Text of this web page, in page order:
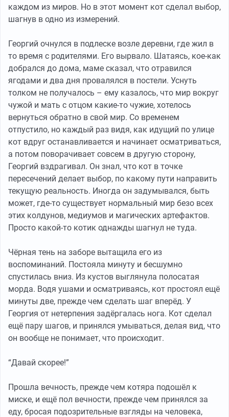
каждом из миров. Но в этот момент кот сделал выбор,
шагнув в одно из измерений.
Георгий очнулся в подлеске возле деревни, где жил в
то время с родителями. Его вырвало. Шатаясь, кое-как
добрался до дома, маме сказал, что отравился
ягодами и два дня провалялся в постели. Уснуть
толком не получалось – ему казалось, что мир вокруг
чужой и мать с отцом какие-то чужие, хотелось
вернуться обратно в свой мир. Со временем
отпустило, но каждый раз видя, как идущий по улице
кот вдруг останавливается и начинает осматриваться,
а потом поворачивает совсем в другую сторону,
Георгий вздрагивал. Он знал, что кот в точке
пересечений делает выбор, по какому пути направить
текущую реальность. Иногда он задумывался, быть
может, где-то существует нормальный мир безо всех
этих колдунов, медиумов и магических артефактов.
Просто какой-то котик однажды шагнул не туда.
Чёрная тень на заборе вытащила его из
воспоминаний. Постояла минуту и бесшумно
спустилась вниз. Из кустов выглянула полосатая
морда. Водя ушами и осматриваясь, кот простоял ещё
минуты две, прежде чем сделать шаг вперёд. У
Георгия от нетерпения задёргалась нога. Кот сделал
ещё пару шагов, и принялся умываться, делая вид, что
он вообще не понимает, что происходит.
“Давай скорее!”
Прошла вечность, прежде чем котяра подошёл к
миске, и ещё пол вечности, прежде чем принялся за
еду, бросая подозрительные взгляды на человека,